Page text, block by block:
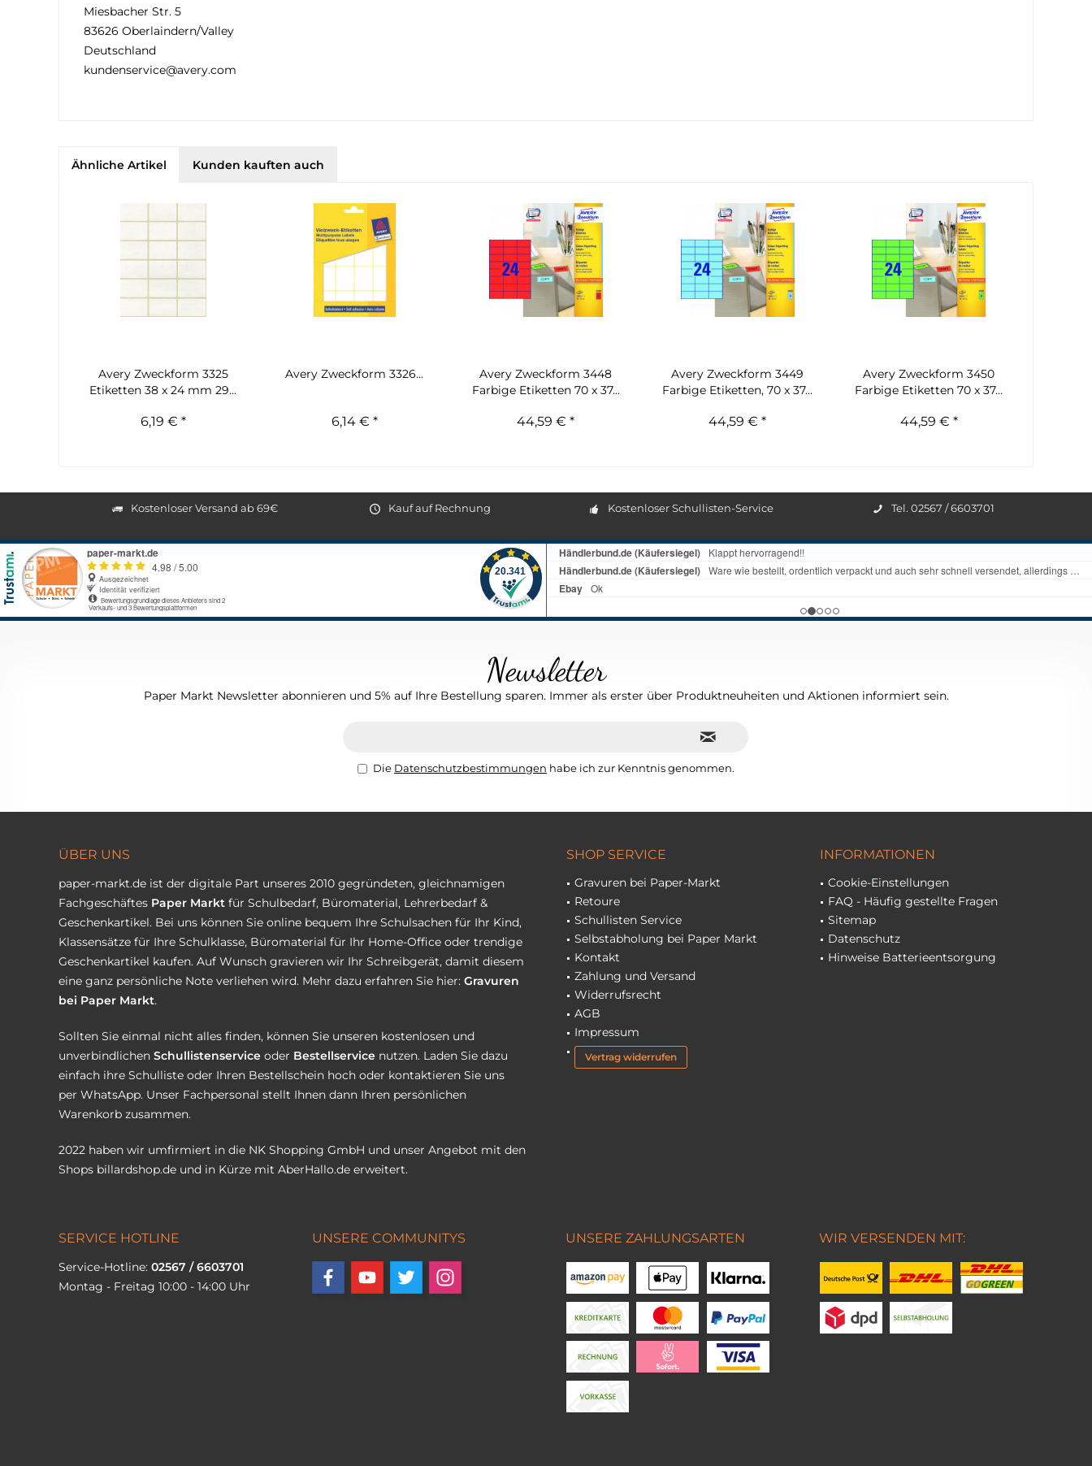
Miesbacher Str. 5
83626 Oberlaindern/Valley
Deutschland
kundenservice@avery.com
Ähnliche Artikel Kunden kauften auch
Avery Zweckform 3325
Etiketten 38 x 24 mm 29...
6,19 € *
Avery Zweckform 3326...
6,14 € *
Avery Zweckform 3448
Farbige Etiketten 70 x 37...
44,59 € *
Avery Zweckform 3449
Farbige Etiketten, 70 x 37...
44,59 € *
Avery Zweckform 3450
Farbige Etiketten 70 x 37...
44,59 € *
Kostenloser Versand ab 69€ Kauf auf Rechnung Kostenloser Schullisten-Service Tel. 02567 / 6603701
Newsletter
Paper Markt Newsletter abonnieren und 5% auf Ihre Bestellung sparen. Immer als erster über Produktneuheiten und Aktionen informiert sein.
Die Datenschutzbestimmungen habe ich zur Kenntnis genommen.
ÜBER UNS
paper-markt.de ist der digitale Part unseres 2010 gegründeten, gleichnamigen
Fachgeschäftes Paper Markt für Schulbedarf, Büromaterial, Lehrerbedarf &
Geschenkartikel. Bei uns können Sie online bequem Ihre Schulsachen für Ihr Kind,
Klassensätze für Ihre Schulklasse, Büromaterial für Ihr Home-Office oder trendige
Geschenkartikel kaufen. Auf Wunsch gravieren wir Ihr Schreibgerät, damit diesem
eine ganz persönliche Note verliehen wird. Mehr dazu erfahren Sie hier: Gravuren
bei Paper Markt.
Sollten Sie einmal nicht alles finden, können Sie unseren kostenlosen und
unverbindlichen Schullistenservice oder Bestellservice nutzen. Laden Sie dazu
einfach ihre Schulliste oder Ihren Bestellschein hoch oder kontaktieren Sie uns
per WhatsApp. Unser Fachpersonal stellt Ihnen dann Ihren persönlichen
Warenkorb zusammen.
2022 haben wir umfirmiert in die NK Shopping GmbH und unser Angebot mit den
Shops billardshop.de und in Kürze mit AberHallo.de erweitert.
SHOP SERVICE
Gravuren bei Paper-Markt
Retoure
Schullisten Service
Selbstabholung bei Paper Markt
Kontakt
Zahlung und Versand
Widerrufsrecht
AGB
Impressum
Vertrag widerrufen
INFORMATIONEN
Cookie-Einstellungen
FAQ - Häufig gestellte Fragen
Sitemap
Datenschutz
Hinweise Batterieentsorgung
SERVICE HOTLINE
Service-Hotline: 02567 / 6603701
Montag - Freitag 10:00 - 14:00 Uhr
UNSERE COMMUNITYS UNSERE ZAHLUNGSARTEN WIR VERSENDEN MIT: